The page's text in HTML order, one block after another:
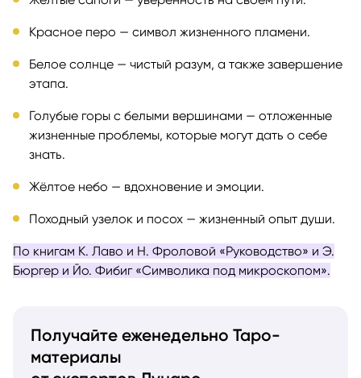
Красное перо — символ жизненного пламени.
Белое солнце — чистый разум, а также завершение
этапа.
Голубые горы с белыми вершинами — отложенные
жизненные проблемы, которые могут дать о себе
знать.
Жёлтое небо — вдохновение и эмоции.
Походный узелок и посох — жизненный опыт души.
По книгам К. Лаво и Н. Фроловой «Руководство» и Э.
Бюргер и Йо. Фибиг «Символика под микроскопом».
Получайте еженедельно Таро-
материалы